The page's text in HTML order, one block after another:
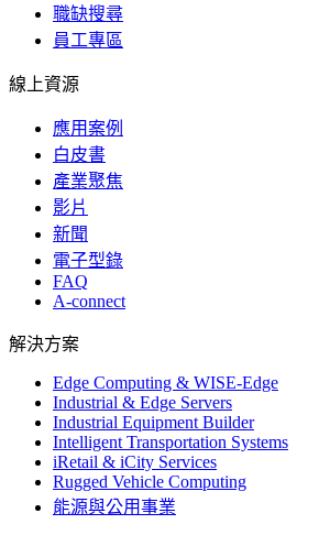
職缺搜尋
員工專區
線上資源
應用案例
白皮書
產業聚焦
影片
新聞
電子型錄
FAQ
A-connect
解決方案
Edge Computing & WISE-Edge
Industrial & Edge Servers
Industrial Equipment Builder
Intelligent Transportation Systems
iRetail & iCity Services
Rugged Vehicle Computing
能源與公用事業